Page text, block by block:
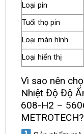
Loại pin
Tuổi thọ pin
Loại màn hình
Loại hiển thị
Vì sao nên
Nhiệt Độ Độ
608-H2 –
METROTECH?